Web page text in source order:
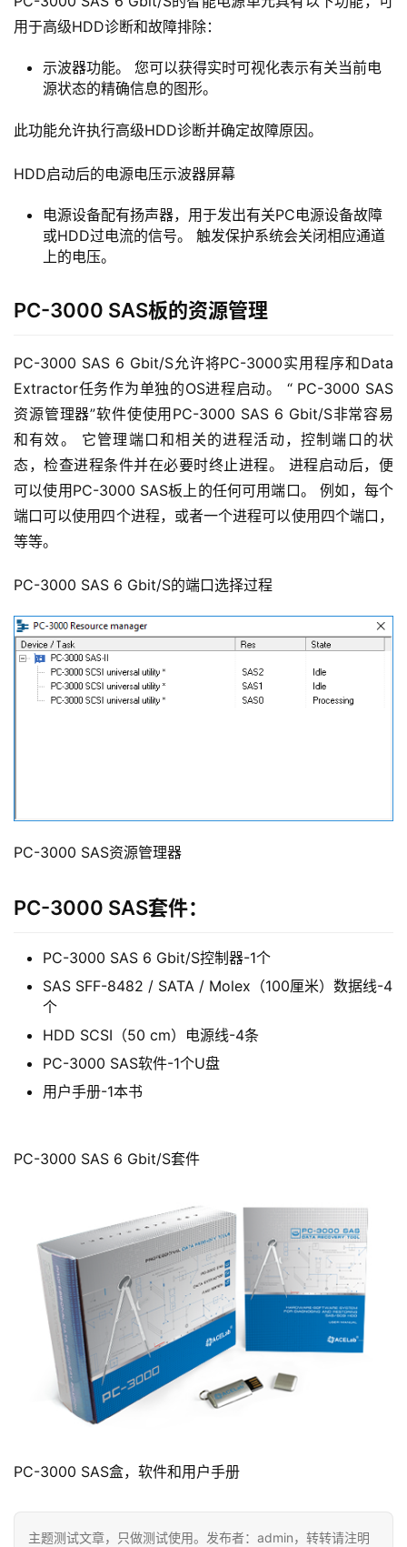
用于高级HDD诊断和故障排除：
示波器功能。 您可以获得实时可视化表示有关当前电
源状态的精确信息的图形。
此功能允许执行高级HDD诊断并确定故障原因。
HDD启动后的电源电压示波器屏幕
电源设备配有扬声器，用于发出有关PC电源设备故障
或HDD过电流的信号。 触发保护系统会关闭相应通道
上的电压。
PC-3000 SAS板的资源管理
PC-3000 SAS 6 Gbit/S允许将PC-3000实用程序和Data
Extractor任务作为单独的OS进程启动。 “ PC-3000 SAS
资源管理器”软件使使用PC-3000 SAS 6 Gbit/S非常容易
和有效。 它管理端口和相关的进程活动，控制端口的状
态，检查进程条件并在必要时终止进程。 进程启动后，便
可以使用PC-3000 SAS板上的任何可用端口。 例如，每个
端口可以使用四个进程，或者一个进程可以使用四个端口，
等等。
PC-3000 SAS 6 Gbit/S的端口选择过程
PC-3000 SAS资源管理器
PC-3000 SAS套件：
PC-3000 SAS 6 Gbit/S控制器-1个
SAS SFF-8482 / SATA / Molex（100厘米）数据线-4
个
HDD SCSI（50 cm）电源线-4条
PC-3000 SAS软件-1个U盘
用户手册-1本书
PC-3000 SAS 6 Gbit/S套件
PC-3000 SAS盒，软件和用户手册
主题测试文章，只做测试使用。发布者：admin，转转请注明